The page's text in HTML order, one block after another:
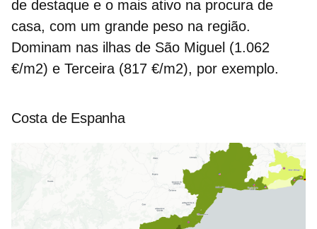
de destaque e o mais ativo na procura de
casa, com um grande peso na região.
Dominam nas ilhas de São Miguel (1.062
€/m2) e Terceira (817 €/m2), por exemplo.
Costa de Espanha